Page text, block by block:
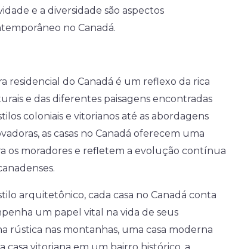
e a diversidade são aspectos
no Canadá.
residencial do Canadá é um reflexo da rica
e das diferentes paisagens encontradas
coloniais e vitorianos até as abordagens
as casas no Canadá oferecem uma
os moradores e refletem a evolução contínua
arquitetônico, cada casa no Canadá conta
um papel vital na vida de seus
rústica nas montanhas, uma casa moderna